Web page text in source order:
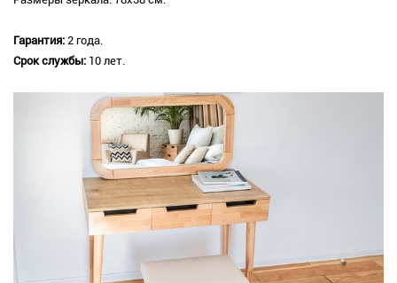
Гарантия: 2 года.
Срок службы: 10 лет.